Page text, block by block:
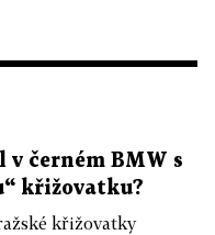
v černém BMW s
křižovatku?
křižovatky